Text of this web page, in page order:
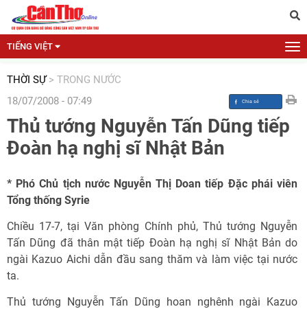
TIẾNG VIỆT
THỜI SỰ > TRONG NƯỚC
18/07/2008 - 07:49
Thủ tướng Nguyễn Tấn Dũng tiếp
Đoàn hạ nghị sĩ Nhật Bản
* Phó Chủ tịch nước Nguyễn Thị Doan tiếp Đặc phái viên
Tổng thống Syrie
Chiều 17-7, tại Văn phòng Chính phủ, Thủ tướng Nguyễn
Tấn Dũng đã thân mật tiếp Đoàn hạ nghị sĩ Nhật Bản do
ngài Kazuo Aichi dẫn đầu sang thăm và làm việc tại nước
ta.
Thủ tướng Nguyễn Tấn Dũng hoan nghênh ngài Kazuo